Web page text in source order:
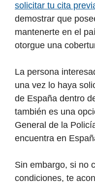
solicitar tu cita
demostrar que
mantenerte en el
otorgue una
La persona
una vez lo haya
de España dentro
también es una
General de la
encuentra en
Sin embargo, si no
condiciones, te